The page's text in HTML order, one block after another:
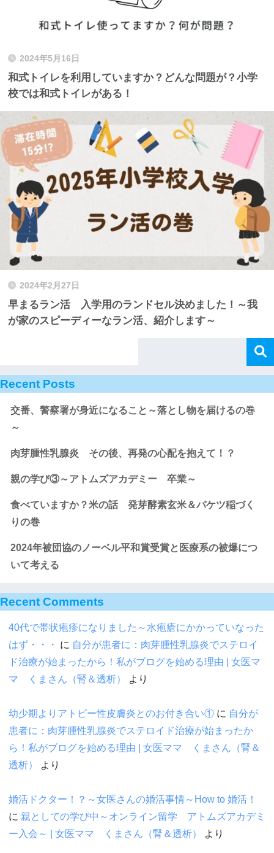
2024年5月16日
和式トイレを利用していますか？どんな問題が？小学
校では和式トイレがある！
2024年2月27日
早まるラン活 入学用のランドセル決めました！～我
が家のスピーディーなラン活、紹介します～
Recent Posts
交番、警察署が身近になること～落とし物を届けるの巻
～
肉芽腫性乳腺炎 その後、再発の心配を抱えて！？
親の学び③～アトムズアカデミー 卒業～
食べていますか？米の話 発芽酵素玄米＆バケツ稲づく
りの巻
2024年被団協のノーベル平和賞受賞と医療系の被爆につ
いて考える
Recent Comments
40代で帯状疱疹になりました～水疱瘡にかかっていなった
はず・・・
に 自分が患者に：肉芽腫性乳腺炎でステロイ
ド治療が始まったから！私がブログを始める理由 | 女医マ
マ くまさん（腎＆透析）
より
幼少期よりアトピー性皮膚炎とのお付き合い① に 自分が
患者に：肉芽腫性乳腺炎でステロイド治療が始まったか
ら！私がブログを始める理由 | 女医ママ くまさん（腎＆
透析）
より
婚活ドクター！？～女医さんの婚活事情～How to 婚活！
に 親としての学び中～オンライン留学 アトムズアカデミ
ー入会～ | 女医ママ くまさん（腎＆透析）
より